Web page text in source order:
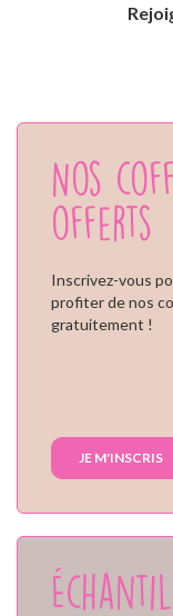
Nos
offerts
Inscrivez-vous
profiter de nos
gratuitement !
JE M'INSCRIS